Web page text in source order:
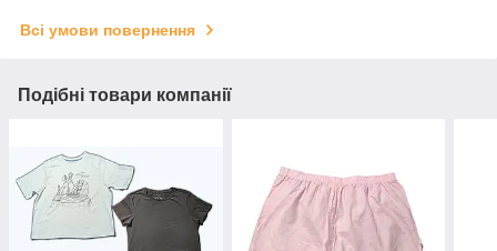
Всі умови повернення
Подібні товари компанії